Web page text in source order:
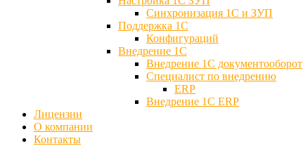
Синхронизация 1С и ЗУП
Поддержка 1С
Конфигураций
Внедрение 1С
Внедрение 1С документооборот
Специалист по внедрению
ERP
Внедрение 1С ERP
Лицензии
О компании
Контакты